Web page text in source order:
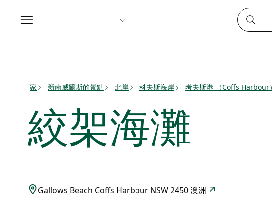
Toggle
navigation
家 新南威爾斯的景點 北岸 科夫斯海岸 考夫斯港 （Coffs Harbour）
絞架海灘
Gallows Beach Coffs Harbour NSW 2450 澳洲